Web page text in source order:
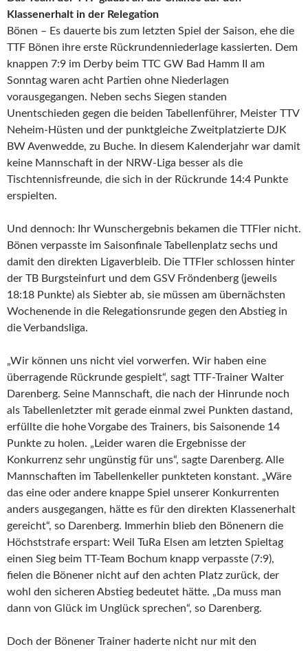
Klassenerhalt in der Relegation
Bönen – Es dauerte bis zum letzten Spiel der Saison, ehe die
TTF Bönen ihre erste Rückrundenniederlage kassierten. Dem
knappen 7:9 im Derby beim TTC GW Bad Hamm II am
Sonntag waren acht Partien ohne Niederlagen
vorausgegangen. Neben sechs Siegen standen
Unentschieden gegen die beiden Tabellenführer, Meister TTV
Neheim-Hüsten und der punktgleiche Zweitplatzierte DJK
BW Avenwedde, zu Buche. In diesem Kalenderjahr war damit
keine Mannschaft in der NRW-Liga besser als die
Tischtennisfreunde, die sich in der Rückrunde 14:4 Punkte
erspielten.
Und dennoch: Ihr Wunschergebnis bekamen die TTFler nicht.
Bönen verpasste im Saisonfinale Tabellenplatz sechs und
damit den direkten Ligaverbleib. Die TTFler schlossen hinter
der TB Burgsteinfurt und dem GSV Fröndenberg (jeweils
18:18 Punkte) als Siebter ab, sie müssen am übernächsten
Wochenende in die Relegationsrunde gegen den Abstieg in
die Verbandsliga.
„Wir können uns nicht viel vorwerfen. Wir haben eine
überragende Rückrunde gespielt“, sagt TTF-Trainer Walter
Darenberg. Seine Mannschaft, die nach der Hinrunde noch
als Tabellenletzter mit gerade einmal zwei Punkten dastand,
erfüllte die hohe Vorgabe des Trainers, bis Saisonende 14
Punkte zu holen. „Leider waren die Ergebnisse der
Konkurrenz sehr ungünstig für uns“, sagte Darenberg. Alle
Mannschaften im Tabellenkeller punkteten konstant. „Wäre
das eine oder andere knappe Spiel unserer Konkurrenten
anders ausgegangen, hätte es für den direkten Klassenerhalt
gereicht“, so Darenberg. Immerhin blieb den Bönenern die
Höchststrafe erspart: Weil TuRa Elsen am letzten Spieltag
einen Sieg beim TT-Team Bochum knapp verpasste (7:9),
fielen die Bönener nicht auf den achten Platz zurück, der
wohl den sicheren Abstieg bedeutet hätte. „Da muss man
dann von Glück im Unglück sprechen“, so Darenberg.
Doch der Bönener Trainer haderte nicht nur mit den